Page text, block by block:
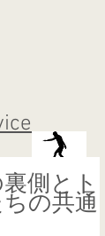
側とト
の共通